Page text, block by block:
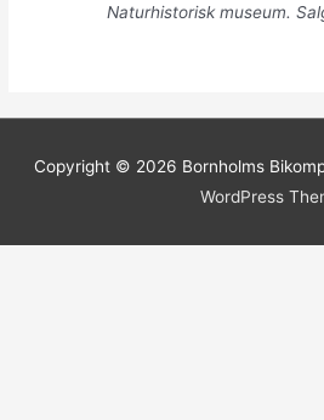
Naturhistorisk museum.
Copyright © 2026 Bornholms
WordPress